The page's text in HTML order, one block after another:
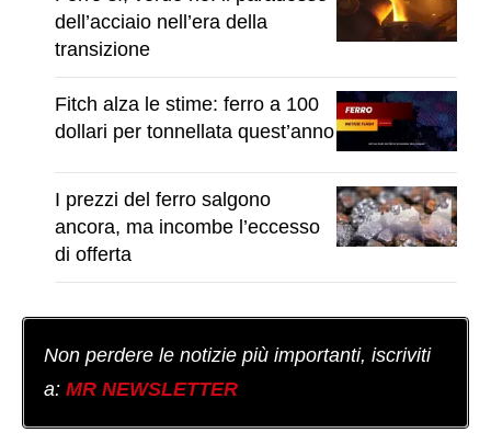
dell’acciaio nell’era della
transizione
Fitch alza le stime: ferro a 100
dollari per tonnellata quest’anno
I prezzi del ferro salgono
ancora, ma incombe l’eccesso
di offerta
Non perdere le notizie più importanti, iscriviti
a: MR NEWSLETTER